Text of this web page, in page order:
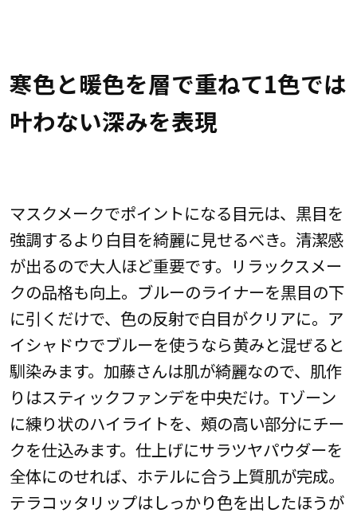
寒色と暖色を層で重ねて1色では
叶わない深みを表現
マスクメークでポイントになる目元は、黒目を
強調するより白目を綺麗に見せるべき。清潔感
が出るので大人ほど重要です。リラックスメー
クの品格も向上。ブルーのライナーを黒目の下
に引くだけで、色の反射で白目がクリアに。ア
イシャドウでブルーを使うなら黄みと混ぜると
馴染みます。加藤さんは肌が綺麗なので、肌作
りはスティックファンデを中央だけ。Tゾーン
に練り状のハイライトを、頰の高い部分にチー
クを仕込みます。仕上げにサラツヤパウダーを
全体にのせれば、ホテルに合う上質肌が完成。
テラコッタリップはしっかり色を出したほうが